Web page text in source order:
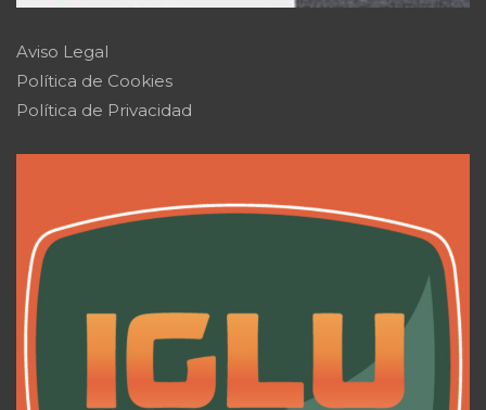
Aviso Legal
Política de Cookies
Política de Privacidad